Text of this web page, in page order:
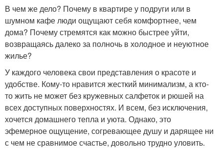
В чем же дело? Почему в квартире у подруги или в
шумном кафе люди ощущают себя комфортнее, чем
дома? Почему стремятся как можно быстрее уйти,
возвращаясь далеко за полночь в холодное и неуютное
жилье?
У каждого человека свои представления о красоте и
удобстве. Кому-то нравится жесткий минимализм, а кто-
то жить не может без кружевных салфеток и рюшей на
всех доступных поверхностях. И всем, без исключения,
хочется домашнего тепла и уюта. Однако, это
эфемерное ощущение, согревающее душу и дарящее ни
с чем не сравнимое счастье, довольно трудно уловить.